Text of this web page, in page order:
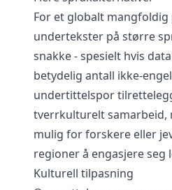
For et globalt
undertekster på større
snakke - spesielt hvis
betydelig antall ikke-
undertittelspor
tverrkulturelt samarbeid,
mulig for forskere eller
regioner å engasjere seg
Kulturell tilpasning